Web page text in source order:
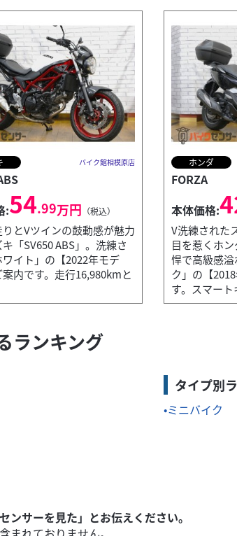
バイク館相模原店
:54.99万円 （税込）
とVツインの鼓動感が魅力
「SV650 ABS」。洗練さ
イト」の【2022年モデ
内です。走行16,980kmと
ホンダ
FORZA
本体価格:
V洗練された
目を惹くホ
悍で高級感
ク」の【
す。スマー
ランキング
タイプ別
ミニバイク
サーを見た」とお伝えください。